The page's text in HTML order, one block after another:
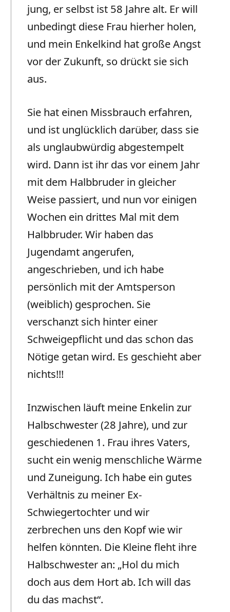
jung, er selbst ist 58 Jahre alt. Er will
unbedingt diese Frau hierher holen,
und mein Enkelkind hat große Angst
vor der Zukunft, so drückt sie sich
aus.
Sie hat einen Missbrauch erfahren,
und ist unglücklich darüber, dass sie
als unglaubwürdig abgestempelt
wird. Dann ist ihr das vor einem Jahr
mit dem Halbbruder in gleicher
Weise passiert, und nun vor einigen
Wochen ein drittes Mal mit dem
Halbbruder. Wir haben das
Jugendamt angerufen,
angeschrieben, und ich habe
persönlich mit der Amtsperson
(weiblich) gesprochen. Sie
verschanzt sich hinter einer
Schweigepflicht und das schon das
Nötige getan wird. Es geschieht aber
nichts!!!
Inzwischen läuft meine Enkelin zur
Halbschwester (28 Jahre), und zur
geschiedenen 1. Frau ihres Vaters,
sucht ein wenig menschliche Wärme
und Zuneigung. Ich habe ein gutes
Verhältnis zu meiner Ex-
Schwiegertochter und wir
zerbrechen uns den Kopf wie wir
helfen könnten. Die Kleine fleht ihre
Halbschwester an: „Hol du mich
doch aus dem Hort ab. Ich will das
du das machst“.